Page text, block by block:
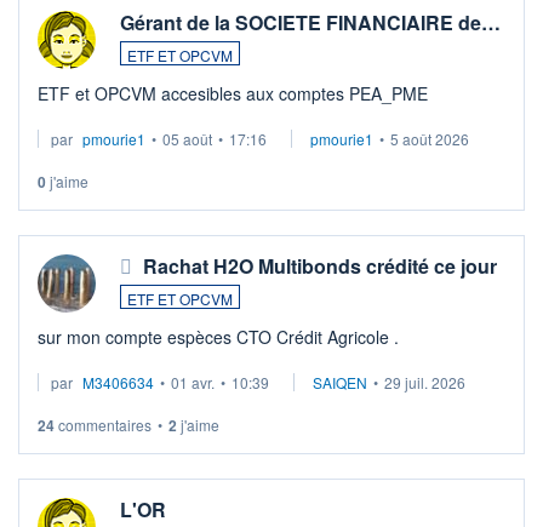
Gérant de la SOCIETE FINANCIAIRE de…
ETF ET OPCVM
ETF et OPCVM accesibles aux comptes PEA_PME
par pmourie1 • 05 août • 17:16 pmourie1 • 5 août 2026
0j'aime
Rachat H2O Multibonds crédité ce jour
ETF ET OPCVM
sur mon compte espèces CTO Crédit Agricole .
par M3406634 • 01 avr. • 10:39 SAIQEN • 29 juil. 2026
24commentaires • 2 j'aime
L'OR